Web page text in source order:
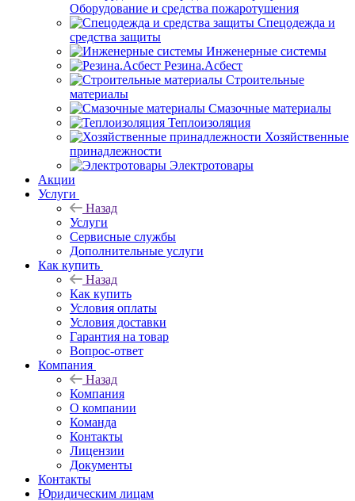
Оборудование и средства пожаротушения
Спецодежда и
средства защиты
Инженерные системы
Резина.Асбест
Строительные
материалы
Смазочные материалы
Теплоизоляция
Хозяйственные
принадлежности
Электротовары
Акции
Услуги
Назад
Услуги
Сервисные службы
Дополнительные услуги
Как купить
Назад
Как купить
Условия оплаты
Условия доставки
Гарантия на товар
Вопрос-ответ
Компания
Назад
Компания
О компании
Команда
Контакты
Лицензии
Документы
Контакты
Юридическим лицам